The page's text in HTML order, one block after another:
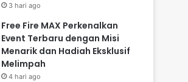
3 hari ago
Free Fire MAX Perkenalkan
Event Terbaru dengan Misi
Menarik dan Hadiah Eksklusif
Melimpah
4 hari ago